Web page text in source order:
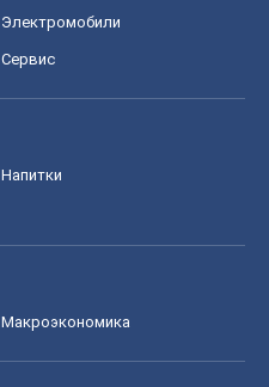
Электромобили
Сервис
Напитки
Mакроэкономика